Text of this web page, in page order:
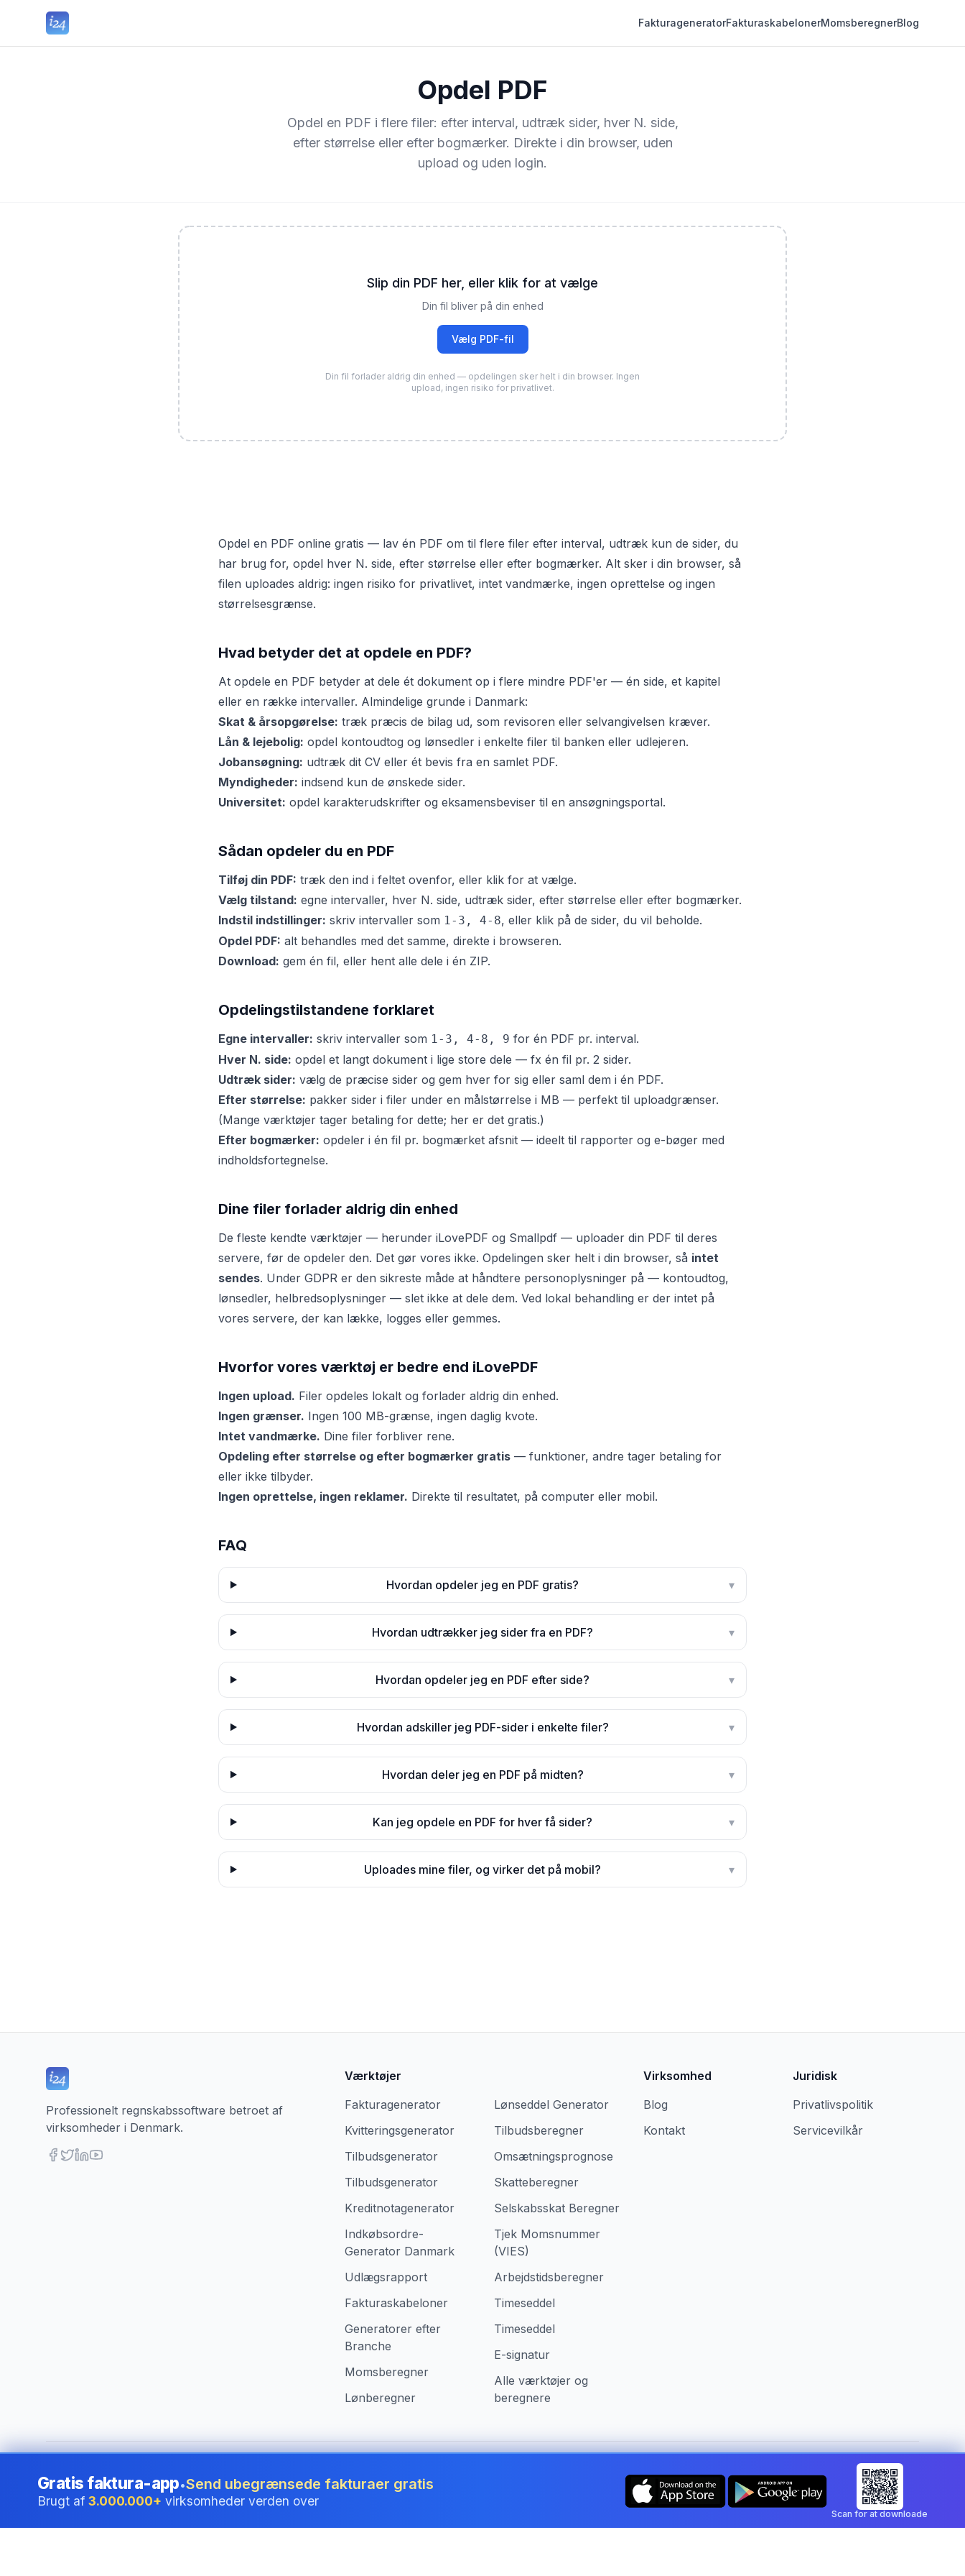
FakturageneratorFakturaskabelonerMomsberegnerBlog
Opdel PDF
Opdel en PDF i flere filer: efter interval, udtræk sider, hver N. side,
efter størrelse eller efter bogmærker. Direkte i din browser, uden
upload og uden login.
Slip din PDF her, eller klik for at vælge
Din fil bliver på din enhed
Vælg PDF-fil
Din fil forlader aldrig din enhed — opdelingen sker helt i din browser. Ingen
upload, ingen risiko for privatlivet.
Opdel en PDF online gratis — lav én PDF om til flere filer efter interval, udtræk kun de sider, du
har brug for, opdel hver N. side, efter størrelse eller efter bogmærker. Alt sker i din browser, så
filen uploades aldrig: ingen risiko for privatlivet, intet vandmærke, ingen oprettelse og ingen
størrelsesgrænse.
Hvad betyder det at opdele en PDF?
At opdele en PDF betyder at dele ét dokument op i flere mindre PDF'er — én side, et kapitel
eller en række intervaller. Almindelige grunde i Danmark:
Skat & årsopgørelse: træk præcis de bilag ud, som revisoren eller selvangivelsen kræver.
Lån & lejebolig: opdel kontoudtog og lønsedler i enkelte filer til banken eller udlejeren.
Jobansøgning: udtræk dit CV eller ét bevis fra en samlet PDF.
Myndigheder: indsend kun de ønskede sider.
Universitet: opdel karakterudskrifter og eksamensbeviser til en ansøgningsportal.
Sådan opdeler du en PDF
Tilføj din PDF: træk den ind i feltet ovenfor, eller klik for at vælge.
Vælg tilstand: egne intervaller, hver N. side, udtræk sider, efter størrelse eller efter bogmærker.
Indstil indstillinger: skriv intervaller som 1-3, 4-8, eller klik på de sider, du vil beholde.
Opdel PDF: alt behandles med det samme, direkte i browseren.
Download: gem én fil, eller hent alle dele i én ZIP.
Opdelingstilstandene forklaret
Egne intervaller: skriv intervaller som 1-3, 4-8, 9 for én PDF pr. interval.
Hver N. side: opdel et langt dokument i lige store dele — fx én fil pr. 2 sider.
Udtræk sider: vælg de præcise sider og gem hver for sig eller saml dem i én PDF.
Efter størrelse: pakker sider i filer under en målstørrelse i MB — perfekt til uploadgrænser.
(Mange værktøjer tager betaling for dette; her er det gratis.)
Efter bogmærker: opdeler i én fil pr. bogmærket afsnit — ideelt til rapporter og e-bøger med
indholdsfortegnelse.
Dine filer forlader aldrig din enhed
De fleste kendte værktøjer — herunder iLovePDF og Smallpdf — uploader din PDF til deres
servere, før de opdeler den. Det gør vores ikke. Opdelingen sker helt i din browser, så intet
sendes. Under GDPR er den sikreste måde at håndtere personoplysninger på — kontoudtog,
lønsedler, helbredsoplysninger — slet ikke at dele dem. Ved lokal behandling er der intet på
vores servere, der kan lække, logges eller gemmes.
Hvorfor vores værktøj er bedre end iLovePDF
Ingen upload. Filer opdeles lokalt og forlader aldrig din enhed.
Ingen grænser. Ingen 100 MB-grænse, ingen daglig kvote.
Intet vandmærke. Dine filer forbliver rene.
Opdeling efter størrelse og efter bogmærker gratis — funktioner, andre tager betaling for
eller ikke tilbyder.
Ingen oprettelse, ingen reklamer. Direkte til resultatet, på computer eller mobil.
FAQ
Hvordan opdeler jeg en PDF gratis? ▾
Hvordan udtrækker jeg sider fra en PDF? ▾
Hvordan opdeler jeg en PDF efter side? ▾
Hvordan adskiller jeg PDF-sider i enkelte filer? ▾
Hvordan deler jeg en PDF på midten? ▾
Kan jeg opdele en PDF for hver få sider? ▾
Uploades mine filer, og virker det på mobil? ▾
Professionelt regnskabssoftware betroet af
virksomheder i Denmark.
Værktøjer
Fakturagenerator
Kvitteringsgenerator
Tilbudsgenerator
Tilbudsgenerator
Kreditnotagenerator
Indkøbsordre-
Generator Danmark
Udlægsrapport
Fakturaskabeloner
Generatorer efter
Branche
Momsberegner
Lønberegner
Lønseddel Generator
Tilbudsberegner
Omsætningsprognose
Skatteberegner
Selskabsskat Beregner
Tjek Momsnummer
(VIES)
Arbejdstidsberegner
Timeseddel
Timeseddel
E-signatur
Alle værktøjer og
beregnere
Virksomhed
Blog
Kontakt
Juridisk
Privatlivspolitik
Servicevilkår
©2026i24 Limited. All rights reserved. •For virksomheder i Denmark Skift land: Denmark
Gratis faktura-app•Send ubegrænsede fakturaer gratis
Brugt af 3.000.000+ virksomheder verden over
Scan for at downloade